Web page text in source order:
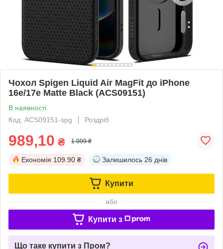
Чохол Spigen Liquid Air MagFit до iPhone
16e/17e Matte Black (ACS09151)
В наявності
Код: ACS09151-spg
Роздріб
989,10 ₴ 1 099 ₴
Економія 109.90 ₴ Залишилось 26 днів
Купити
або
Купити з
Що таке купити з Пром?